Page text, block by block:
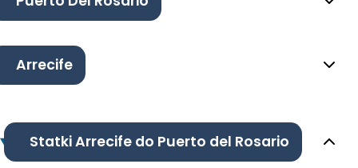
Arrecife
Statki Arrecife do Puerto del Rosario